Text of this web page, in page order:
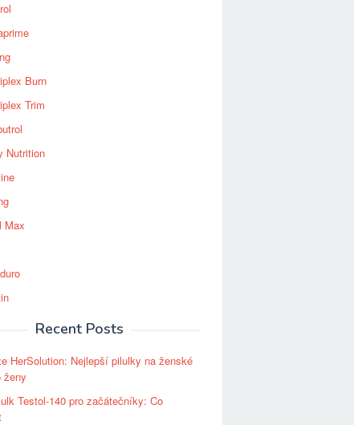
Burn
Trim
Nutrition
Max
Recent Posts
HerSolution: Nejlepší pilulky na ženské
ženy
Testol-140 pro začátečníky: Co